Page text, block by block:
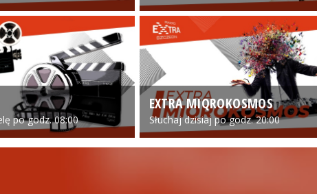
po godz. 08:00
EXTRA MIQROKOSMOS
Słuchaj dzisiaj po godz. 20:00